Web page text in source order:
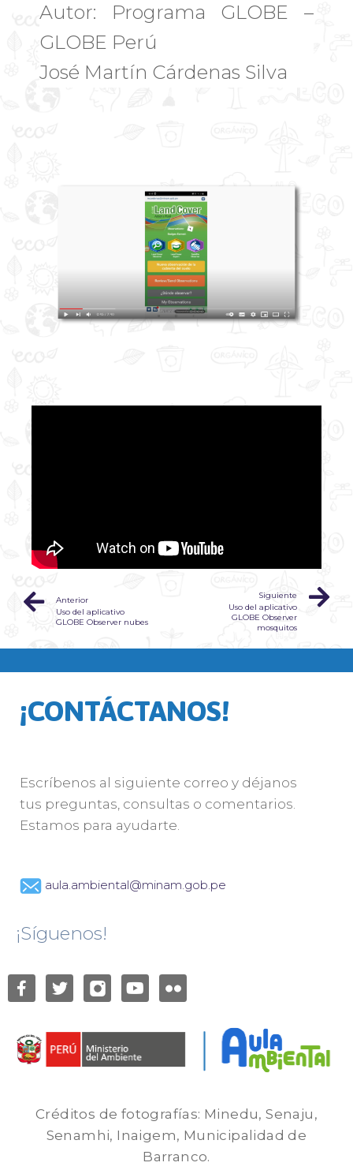
Autor: Programa GLOBE –
GLOBE Perú
José Martín Cárdenas Silva
Anterior
Uso del aplicativo
GLOBE Observer nubes
Siguiente
Uso del aplicativo
GLOBE Observer
mosquitos
¡CONTÁCTANOS!
Escríbenos al siguiente correo y déjanos
tus preguntas, consultas o comentarios.
Estamos para ayudarte.
aula.ambiental@minam.gob.pe
¡Síguenos!
Créditos de fotografías: Minedu, Senaju,
Senamhi, Inaigem, Municipalidad de
Barranco.